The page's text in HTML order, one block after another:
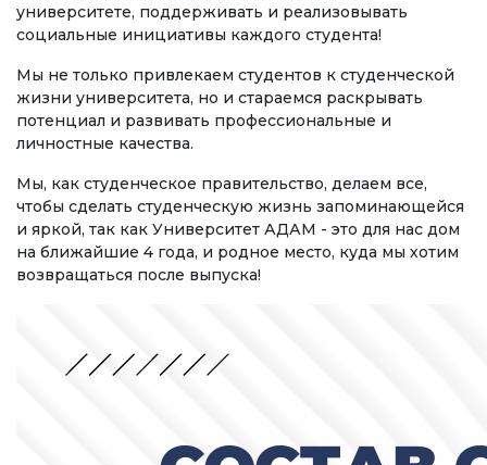
О нас
Регламентирующие документы
Руководство
Коллегиальные органы
Подразделения
Нормативные документы
Нет Коррупции!
университете, поддерживать и реализовывать
социальные инициативы каждого студента!
Мы не только привлекаем студентов к студенческой
жизни университета, но и стараемся раскрывать
потенциал и развивать профессиональные и
личностные качества.
Мы, как студенческое правительство, делаем все,
чтобы сделать студенческую жизнь запоминающейся
и яркой, так как Университет АДАМ - это для нас дом
на ближайшие 4 года, и родное место, куда мы хотим
возвращаться после выпуска!